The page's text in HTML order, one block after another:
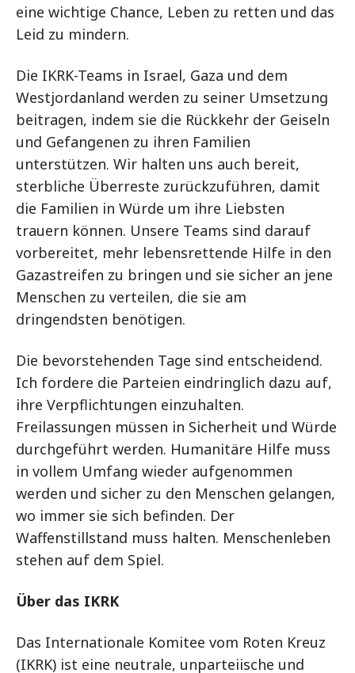
eine wichtige Chance, Leben zu retten und das
Leid zu mindern.
Die IKRK-Teams in Israel, Gaza und dem
Westjordanland werden zu seiner Umsetzung
beitragen, indem sie die Rückkehr der Geiseln
und Gefangenen zu ihren Familien
unterstützen. Wir halten uns auch bereit,
sterbliche Überreste zurückzuführen, damit
die Familien in Würde um ihre Liebsten
trauern können. Unsere Teams sind darauf
vorbereitet, mehr lebensrettende Hilfe in den
Gazastreifen zu bringen und sie sicher an jene
Menschen zu verteilen, die sie am
dringendsten benötigen.
Die bevorstehenden Tage sind entscheidend.
Ich fordere die Parteien eindringlich dazu auf,
ihre Verpflichtungen einzuhalten.
Freilassungen müssen in Sicherheit und Würde
durchgeführt werden. Humanitäre Hilfe muss
in vollem Umfang wieder aufgenommen
werden und sicher zu den Menschen gelangen,
wo immer sie sich befinden. Der
Waffenstillstand muss halten. Menschenleben
stehen auf dem Spiel.
Über das IKRK
Das Internationale Komitee vom Roten Kreuz
(IKRK) ist eine neutrale, unparteiische und